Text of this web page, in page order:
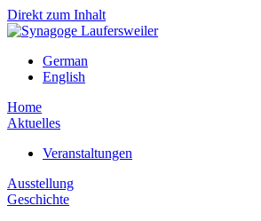
Direkt zum Inhalt
German
English
Home
Aktuelles
Veranstaltungen
Ausstellung
Geschichte